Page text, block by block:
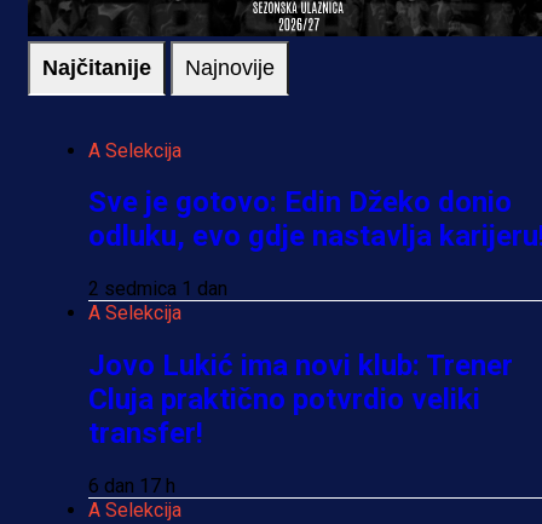
Najčitanije Najnovije
A Selekcija
Sve je gotovo: Edin Džeko donio
odluku, evo gdje nastavlja
2 sedmica 1 dan
A Selekcija
Jovo Lukić ima novi klub: Trener
Cluja praktično potvrdio veliki
transfer!
6 dan 17 h
A Selekcija